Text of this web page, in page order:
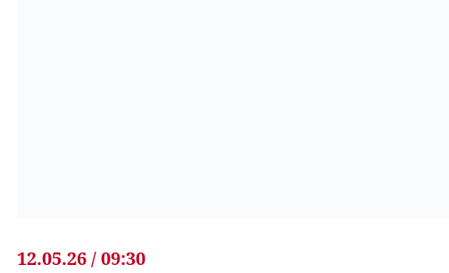
12.05.26 / 09:30